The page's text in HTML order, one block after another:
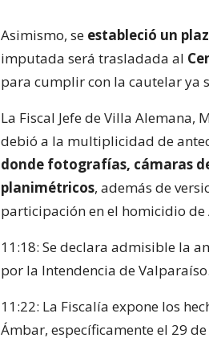
Asimismo, se estableció un
imputada será trasladada al
para cumplir con la cautelar ya
La Fiscal Jefe de Villa Alemana,
debió a la multiplicidad de
donde fotografías, cámaras
planimétricos, además de
participación en el homicidio de
11:18: Se declara admisible la
por la Intendencia de Valparaíso.
11:22: La Fiscalía expone los
Ámbar, específicamente el 29